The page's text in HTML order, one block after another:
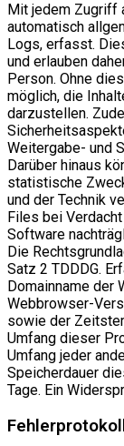
Mit jedem Zugriff
automatisch
Logs, erfasst.
und erlauben
Person. Ohne
möglich, die
darzustellen.
Weitergabe- und
Darüber hinaus
statistische
und der Technik
Files bei
Software
Die
Satz 2 TDDDG.
Domainname der
Webbrowser-
sowie der
Umfang dieser
Umfang jeder
Speicherdauer
Tage. Ein